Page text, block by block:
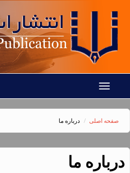
Toggle
صفحه اصلی درباره ما
درباره ما